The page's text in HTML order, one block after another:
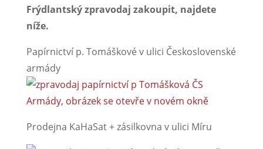
Frýdlantský zpravodaj zakoupit, najdete
níže.
Papírnictví p. Tomáškové v ulici Československé
armády
Prodejna KaHaSat + zásilkovna v ulici Míru